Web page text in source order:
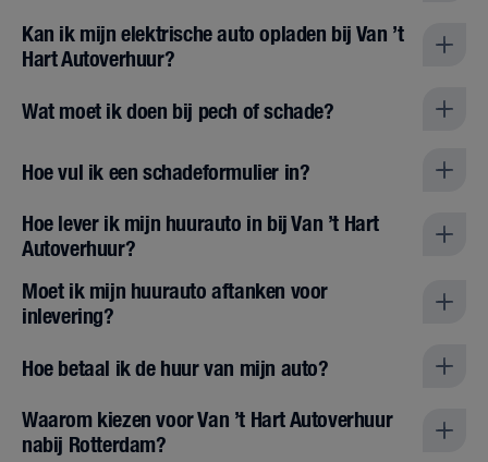
Kan ik mijn elektrische auto opladen bij Van ’t
Hart Autoverhuur?
Wat moet ik doen bij pech of schade?
Hoe vul ik een schadeformulier in?
Hoe lever ik mijn huurauto in bij Van ’t Hart
Autoverhuur?
Moet ik mijn huurauto aftanken voor
inlevering?
Hoe betaal ik de huur van mijn auto?
Waarom kiezen voor Van ’t Hart Autoverhuur
nabij Rotterdam?